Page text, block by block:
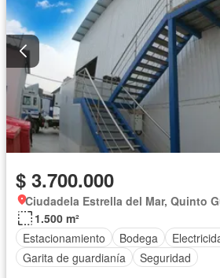
$ 3.700.000
Ciudadela Estrella del Mar, Quinto
1.500 m²
Estacionamiento
Bodega
Garita de guardianía
Seguridad